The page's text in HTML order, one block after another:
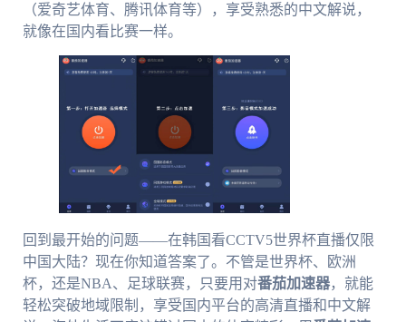
（爱奇艺体育、腾讯体育等），享受熟悉的中文解说，
就像在国内看比赛一样。
回到最开始的问题——在韩国看CCTV5世界杯直播仅限
中国大陆？现在你知道答案了。不管是世界杯、欧洲
杯，还是NBA、足球联赛，只要用对番茄加速器，就能
轻松突破地域限制，享受国内平台的高清直播和中文解